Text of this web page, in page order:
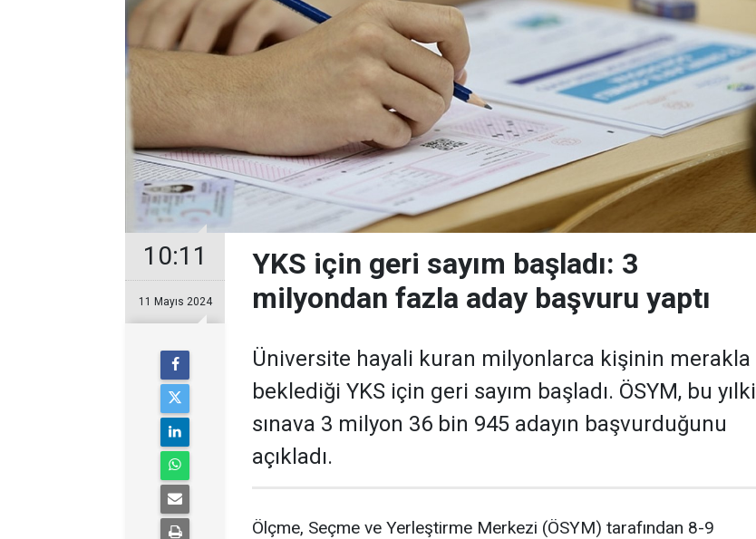
10:11
11 Mayıs 2024
YKS için geri sayım başladı: 3
milyondan fazla aday başvuru yaptı
Üniversite hayali kuran milyonlarca kişinin merakla
beklediği YKS için geri sayım başladı. ÖSYM, bu yılki
sınava 3 milyon 36 bin 945 adayın başvurduğunu
açıkladı.
Ölçme, Seçme ve Yerleştirme Merkezi (ÖSYM) tarafından 8-9